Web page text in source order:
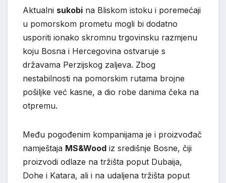
Aktualni sukobi na Bliskom istoku i poremećaji
u pomorskom prometu mogli bi dodatno
usporiti ionako skromnu trgovinsku razmjenu
koju Bosna i Hercegovina ostvaruje s
državama Perzijskog zaljeva. Zbog
nestabilnosti na pomorskim rutama brojne
pošiljke već kasne, a dio robe danima čeka na
otpremu.
Među pogođenim kompanijama je i proizvođač
namještaja MS&Wood iz središnje Bosne, čiji
proizvodi odlaze na tržišta poput Dubaija,
Dohe i Katara, ali i na udaljena tržišta poput